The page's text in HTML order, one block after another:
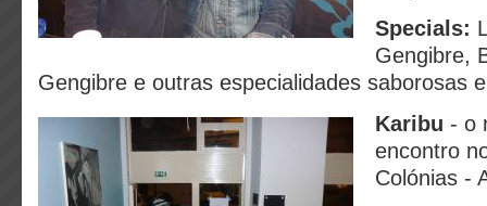
Specials:
Gengibre,
Gengibre e outras especialidades saborosas
Karibu - o
encontro
Colónias -